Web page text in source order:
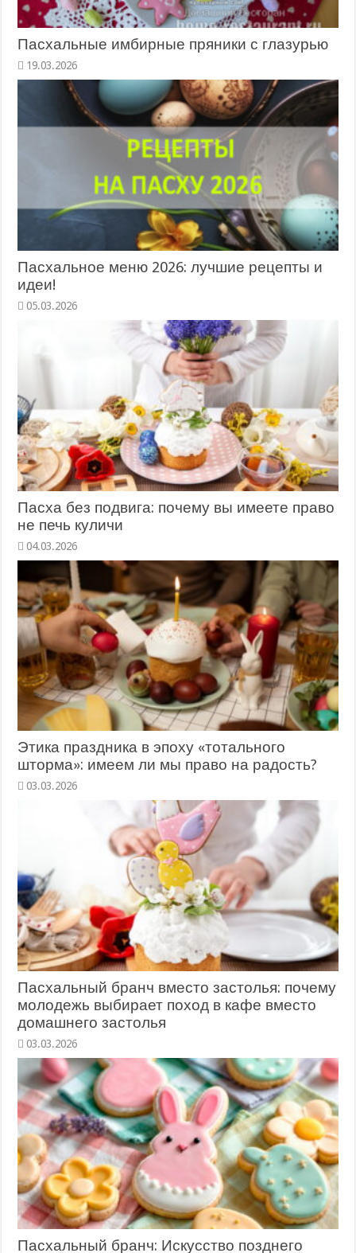
Пасхальные имбирные пряники с глазурью
19.03.2026
Пасхальное меню 2026: лучшие рецепты и
идеи!
05.03.2026
Пасха без подвига: почему вы имеете право
не печь куличи
04.03.2026
Этика праздника в эпоху «тотального
шторма»: имеем ли мы право на радость?
03.03.2026
Пасхальный бранч вместо застолья: почему
молодежь выбирает поход в кафе вместо
домашнего застолья
03.03.2026
Пасхальный бранч: Искусство позднего